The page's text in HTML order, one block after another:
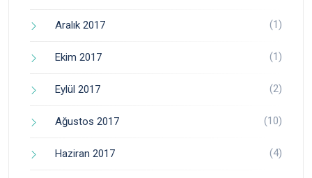
Aralık 2017 (1)
Ekim 2017 (1)
Eylül 2017 (2)
Ağustos 2017 (10)
Haziran 2017 (4)